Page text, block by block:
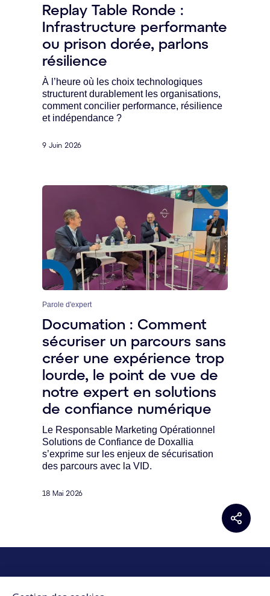
Replay Table Ronde :
Infrastructure performante
ou prison dorée, parlons
résilience
À l’heure où les choix technologiques
structurent durablement les organisations,
comment concilier performance, résilience
et indépendance ?
9 Juin 2026
Parole d'expert
Documation : Comment
sécuriser un parcours sans
créer une expérience trop
lourde, le point de vue de
notre expert en solutions
de confiance numérique
Le Responsable Marketing Opérationnel
Solutions de Confiance de Doxallia
s’exprime sur les enjeux de sécurisation
des parcours avec la VID.
18 Mai 2026